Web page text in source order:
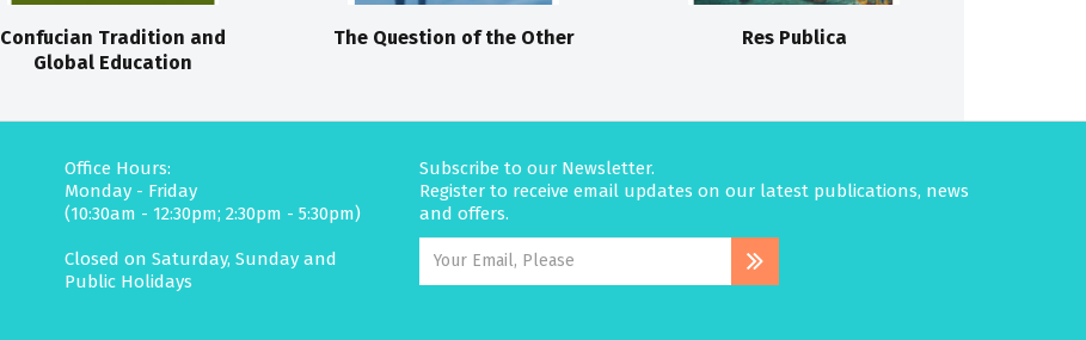
Confucian Tradition and
Global Education
The Question of the Other Res Publica
Office Hours:
Monday - Friday
(10:30am - 12:30pm; 2:30pm - 5:30pm)
Closed on Saturday, Sunday and
Public Holidays
Subscribe to our Newsletter.
Register to receive email updates on our latest publications, news
and offers.